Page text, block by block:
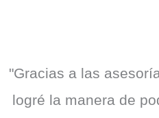
"Gracias a las
logré la manera de